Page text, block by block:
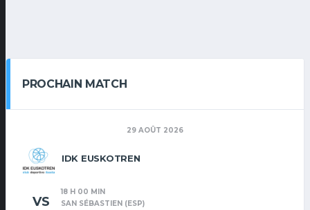
PROCHAIN MATCH
29 AOÛT 2026
IDK EUSKOTREN
VS
18 H 00 MIN
SAN SÉBASTIEN (ESP)